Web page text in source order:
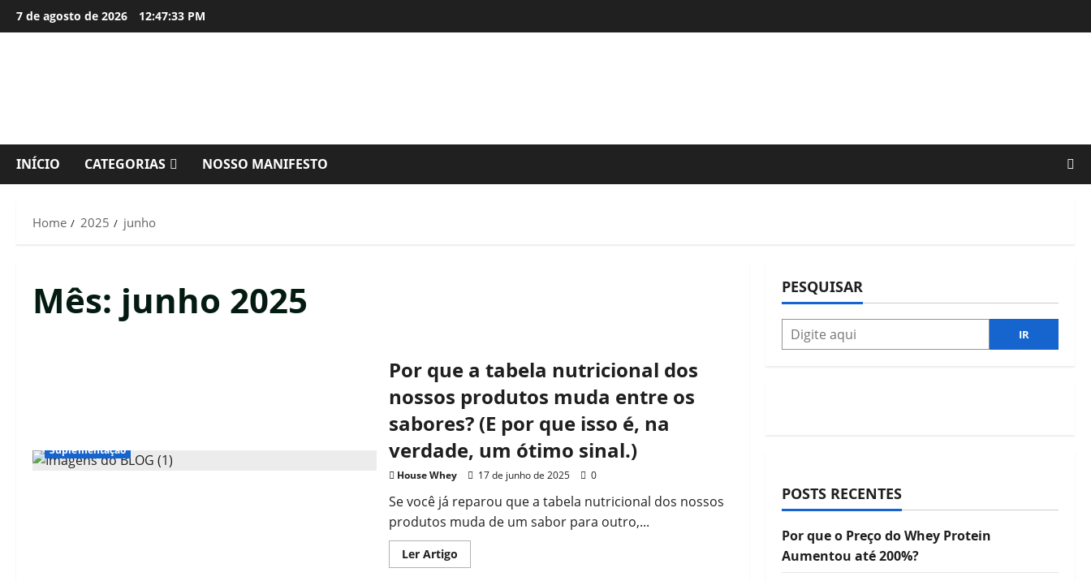
Skip
to
7 de agosto de 2026 12:47:34 PM
INÍCIO CATEGORIAS NOSSO MANIFESTO
Home 2025 junho
Mês: junho 2025
Suplementação
Por que a tabela nutricional dos
nossos produtos muda entre os
sabores? (E por que isso é, na
verdade, um ótimo sinal.)
House Whey 17 de junho de 2025 0
Se você já reparou que a tabela nutricional dos nossos
produtos muda de um sabor para outro,...
Ler ArtigoRead
more
PESQUISAR
IR
POSTS RECENTES
Por que o Preço do Whey Protein
Aumentou até 200%?